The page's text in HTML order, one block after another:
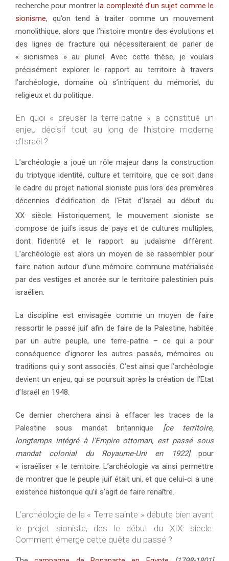
recherche pour montrerla complexité d’un sujet comme le
sionisme, qu’on tend à traiter comme un mouvement
monolithique, alors que l’histoire montre des évolutions et
des lignes de fracture qui nécessiteraient de parler de
« sionismes » au pluriel. Avec cette thèse, je voulais
précisément explorer le rapport au territoire à travers
l’archéologie, domaine où s’intriquent du mémoriel, du
religieux et du politique.
En quoi « creuser la terre-patrie » a constitué un
enjeu décisif tout au long de l’histoire moderne
d’Israël ?
L’archéologie a joué un rôle majeur dans la construction
du triptyque identité, culture et territoire, que ce soit dans
le cadre du projet national sioniste puis lors des premières
décennies d’édification de l’Etat d’Israël au début du
XX
siècle. Historiquement, le mouvement sioniste se
compose de juifs issus de pays et de cultures multiples,
dont l’identité et le rapport au judaïsme diffèrent.
L’archéologie est alors un moyen de se rassembler pour
faire nation autour d’une mémoire commune matérialisée
par des vestiges et ancrée sur le territoire palestinien puis
israélien.
La discipline est envisagée comme un moyen de faire
ressortir le passé juif afin de faire de la Palestine, habitée
par un autre peuple, une terre-patrie – ce qui a pour
conséquence d’ignorer les autres passés, mémoires ou
traditions qui y sont associés. C’est ainsi que l’archéologie
devient un enjeu, qui se poursuit après la création de l’Etat
d’Israël en 1948.
Ce dernier cherchera ainsi à effacer les traces de la
Palestine sous mandat britannique [ce territoire,
longtemps intégré à l’Empire ottoman, est passé sous
mandat colonial du Royaume-Uni en 1922] pour
« israéliser » le territoire. L’archéologie va ainsi permettre
de montrer que le peuple juif était uni, et que celui-ci a une
existence historique qu’il s’agit de faire renaître.
L’archéologie de la « Terre sainte » débute bien avant
le projet sioniste, dès le début du XIX.
siècle.
Comment émerge cette quête du passé ?